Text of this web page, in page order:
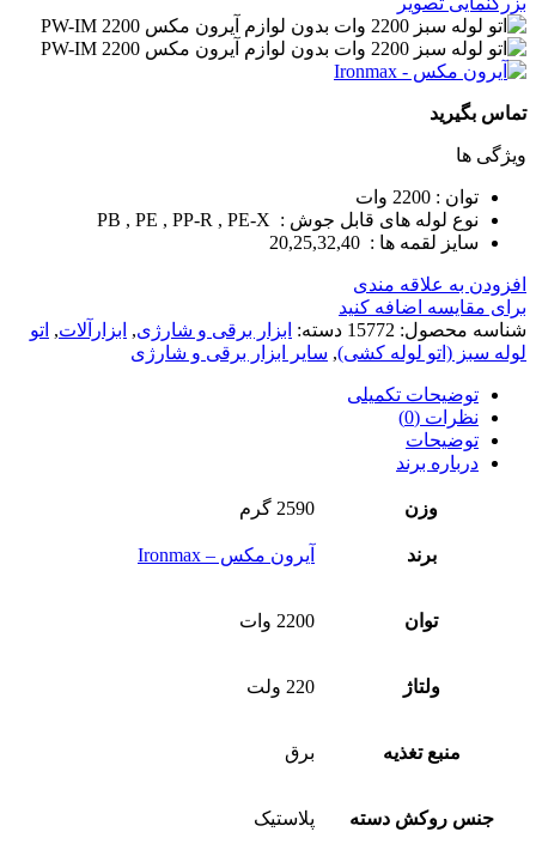
تماس بگیرید
ویژگی ها
توان : 2200 وات
نوع لوله های قابل جوش : PB , PE , PP-R , PE-X
سایز لقمه ها : 20,25,32,40
افزودن به علاقه مندی
برای مقایسه اضافه کنید
شناسه محصول: 15772 دسته: ابزار برقی و شارژی, ابزارآلات, اتو
لوله سبز (اتو لوله کشی), سایر ابزار برقی و شارژی
توضیحات تکمیلی
نظرات (0)
توضیحات
درباره برند
وزن 2590 گرم
برند آیرون مکس – Ironmax
توان 2200 وات
ولتاژ 220 ولت
منبع تغذیه برق
جنس روکش دسته پلاستیک